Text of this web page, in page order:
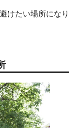
けたい場所になり